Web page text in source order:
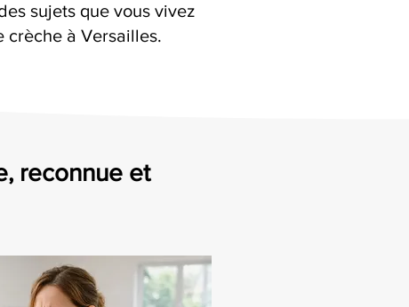
sujets que vous vivez
crèche à Versailles.
reconnue et